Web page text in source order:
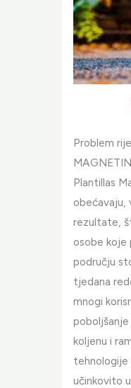
Problem
Plantillas
obećavaju,
rezultate,
osobe koje
području
tjedana
mnogi
koljenu i
tehnologije
učinkovito